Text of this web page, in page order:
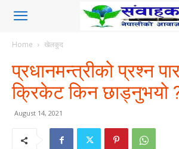
Home खेलकुद
प्रधानमन्त्रीको प्रश्न
क्रिकेट किन छाड्नुभयो
August 14, 2021